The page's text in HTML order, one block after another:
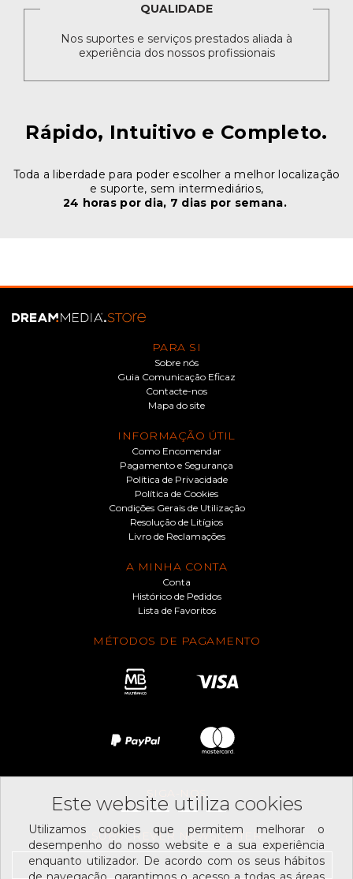
QUALIDADE
Nos suportes e serviços prestados aliada à
experiência dos nossos profissionais
Rápido, Intuitivo e Completo.
Toda a liberdade para poder escolher a melhor localização
e suporte, sem intermediários,
24 horas por dia, 7 dias por semana.
PARA SI
Sobre nós
Guia Comunicação Eficaz
Contacte-nos
Mapa do site
INFORMAÇÃO ÚTIL
Como Encomendar
Pagamento e Segurança
Política de Privacidade
Política de Cookies
Condições Gerais de Utilização
Resolução de Litígios
Livro de Reclamações
A MINHA CONTA
Conta
Histórico de Pedidos
Lista de Favoritos
MÉTODOS DE PAGAMENTO
SIGA-NOS
SUBSCREVER NEWSLETTER
Este website utiliza cookies
Utilizamos cookies que permitem melhorar o
desempenho do nosso website e a sua experiência
enquanto utilizador. De acordo com os seus hábitos